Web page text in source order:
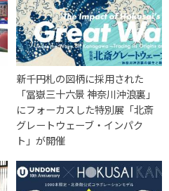
新千円札の図柄に採用された
「冨嶽三十六景 神奈川沖浪裏」
にフォーカスした特別展「北斎
グレートウェーブ・インパク
ト」が開催